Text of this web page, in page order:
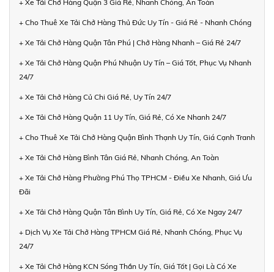
+ Xe Tải Chở Hàng Quận 3 Giá Rẻ, Nhanh Chóng, An Toàn
+ Cho Thuê Xe Tải Chở Hàng Thủ Đức Uy Tín - Giá Rẻ - Nhanh Chóng
+ Xe Tải Chở Hàng Quận Tân Phú | Chở Hàng Nhanh – Giá Rẻ 24/7
+ Xe Tải Chở Hàng Quận Phú Nhuận Uy Tín – Giá Tốt, Phục Vụ Nhanh
24/7
+ Xe Tải Chở Hàng Củ Chi Giá Rẻ, Uy Tín 24/7
+ Xe Tải Chở Hàng Quận 11 Uy Tín, Giá Rẻ, Có Xe Nhanh 24/7
+ Cho Thuê Xe Tải Chở Hàng Quận Bình Thạnh Uy Tín, Giá Cạnh Tranh
+ Xe Tải Chở Hàng Bình Tân Giá Rẻ, Nhanh Chóng, An Toàn
+ Xe Tải Chở Hàng Phường Phú Thọ TPHCM - Điều Xe Nhanh, Giá Ưu
Đãi
+ Xe Tải Chở Hàng Quận Tân Bình Uy Tín, Giá Rẻ, Có Xe Ngay 24/7
+ Dịch Vụ Xe Tải Chở Hàng TPHCM Giá Rẻ, Nhanh Chóng, Phục Vụ
24/7
+ Xe Tải Chở Hàng KCN Sóng Thần Uy Tín, Giá Tốt | Gọi Là Có Xe